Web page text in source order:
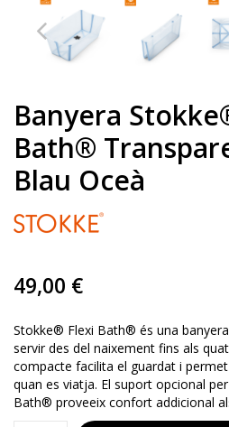
Banyera
Bath®
Blau Oceà
49,00 €
Stokke® Flexi Bath® és una
servir des del naixement fins als
compacte facilita el guardat i
quan es viatja. El suport opcional
Bath® proveeix confort addicional